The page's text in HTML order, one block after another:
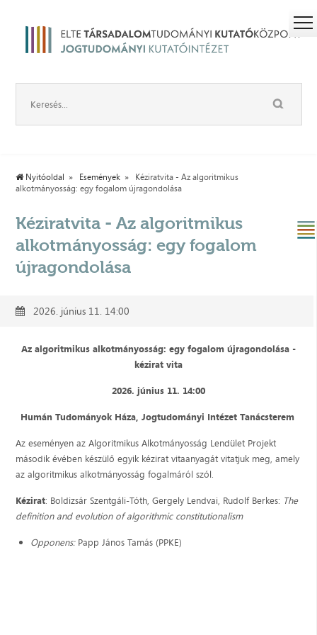
Nyitóoldal Események
Kéziratvita - Az algoritmikus
alkotmányosság: egy fogalom újragondolása
Kéziratvita - Az algoritmikus
alkotmányosság: egy fogalom
újragondolása
2026. június 11. 14:00
Az algoritmikus alkotmányosság: egy fogalom újragondolása -
kézirat vita
2026. június 11. 14:00
Humán Tudományok Háza, Jogtudományi Intézet Tanácsterem
Az eseményen az Algoritmikus Alkotmányosság Lendület Projekt
második évében készülő egyik kézirat vitaanyagát vitatjuk meg, amely
az algoritmikus alkotmányosság fogalmáról szól.
Kézirat: Boldizsár Szentgáli-Tóth, Gergely Lendvai, Rudolf Berkes: The
definition and evolution of algorithmic constitutionalism
Opponens: Papp János Tamás (PPKE)